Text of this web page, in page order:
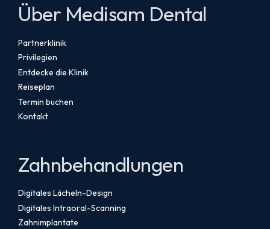
Über Medisam Dental
Partnerklinik
Privilegien
Entdecke die Klinik
Reiseplan
Termin buchen
Kontakt
Zahnbehandlungen
Digitales Lächeln-Design
Digitales Intraoral-Scanning
Zahnimplantate